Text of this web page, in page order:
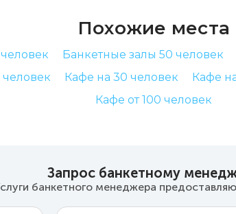
Похожие места
Банкетные залы 50 человек
человек
Кафе на 30 человек Кафе
Кафе от 100 человек
Запрос банкетному
банкетного менеджера